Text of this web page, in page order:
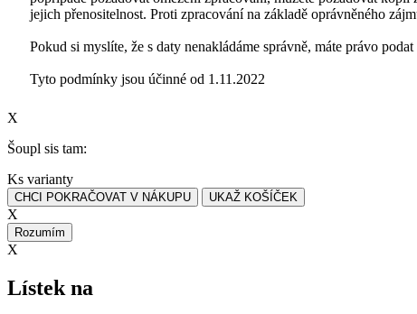
jejich přenositelnost. Proti zpracování na základě oprávněného
Pokud si myslíte, že s daty nenakládáme správně, máte právo podat
Tyto podmínky jsou účinné od 1.11.2022
X
Šoupl sis tam:
Ks varianty
CHCI POKRAČOVAT V NÁKUPU UKAŽ KOŠÍČEK
X
Rozumím
X
Lístek na